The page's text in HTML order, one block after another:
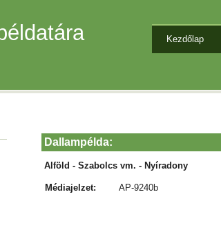
Kezdőlap
Dallampélda:
Alföld - Szabolcs vm. - Nyíradony
Médiajelzet: AP-9240b